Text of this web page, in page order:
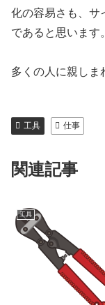
化の容易さも、サ
であると思います。
多くの人に親しま
工具 仕事
関連記事
工具